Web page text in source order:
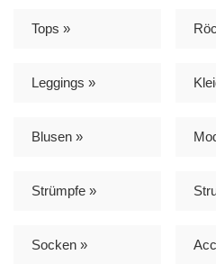
Tops »
Leggings »
Blusen »
Strümpfe »
Socken »